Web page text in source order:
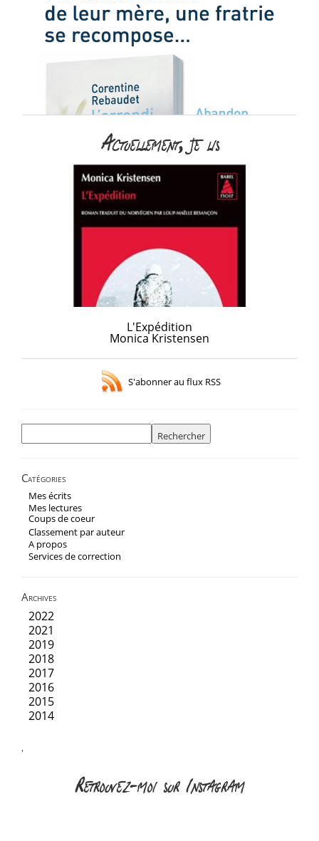
Actuellement, je lis
L'Expédition
Monica Kristensen
S'abonner au flux RSS
Rechercher :
Catégories
Mes écrits
Mes lectures
Coups de coeur
Classement par auteur
A propos
Services de correction
Archives
2022
2021
2019
2018
2017
2016
2015
2014
'
Retrouvez-moi sur Instagram